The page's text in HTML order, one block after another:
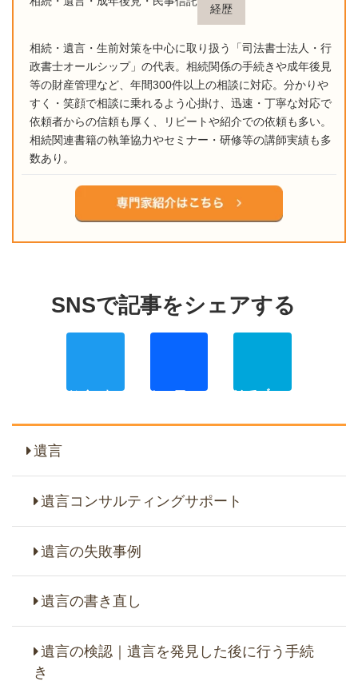
経歴
相続・遺言・生前対策を中心に取り扱う「司法書士法人・行
政書士オールシップ」の代表。相続関係の手続きや成年後見
等の財産管理など、年間300件以上の相談に対応。分かりや
すく・笑顔で相談に乗れるよう心掛け、迅速・丁寧な対応で
依頼者からの信頼も厚く、リピートや紹介での依頼も多い。
相続関連書籍の執筆協力やセミナー・研修等の講師実績も多
数あり。
遺言
遺言コンサルティングサポート
遺言の失敗事例
遺言の書き直し
遺言の検認｜遺言を発見した後に行う手続
き